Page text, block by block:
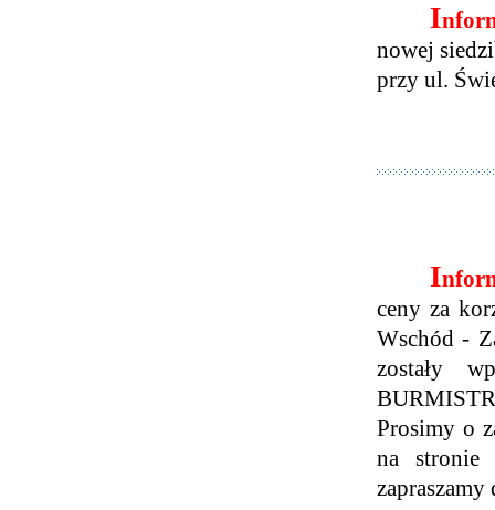
I
nowej
przy ul.
I
ceny za
Wschód -
zostały
Prosimy o
na stronie